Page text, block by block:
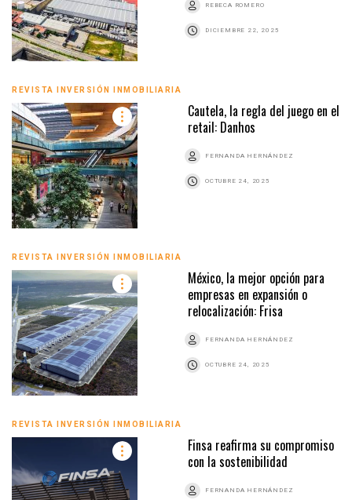
REBECA ROMERO
DICIEMBRE 22, 2025
REVISTA INVERSIÓN INMOBILIARIA
Cautela, la regla del juego en el
retail: Danhos
FERNANDA HERNÁNDEZ
OCTUBRE 24, 2025
REVISTA INVERSIÓN INMOBILIARIA
México, la mejor opción para
empresas en expansión o
relocalización: Frisa
FERNANDA HERNÁNDEZ
OCTUBRE 24, 2025
REVISTA INVERSIÓN INMOBILIARIA
Finsa reafirma su compromiso
con la sostenibilidad
FERNANDA HERNÁNDEZ